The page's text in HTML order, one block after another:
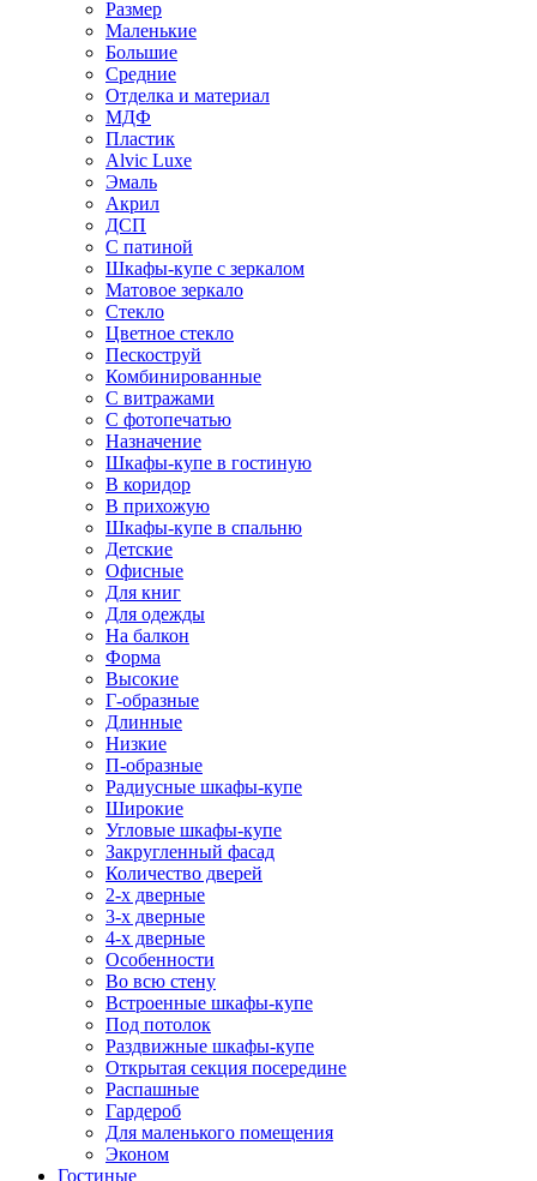
Размер
Маленькие
Большие
Средние
Отделка и материал
МДФ
Пластик
Alvic Luxe
Эмаль
Акрил
ДСП
С патиной
Шкафы-купе с зеркалом
Матовое зеркало
Стекло
Цветное стекло
Пескоструй
Комбинированные
С витражами
С фотопечатью
Назначение
Шкафы-купе в гостиную
В коридор
В прихожую
Шкафы-купе в спальню
Детские
Офисные
Для книг
Для одежды
На балкон
Форма
Высокие
Г-образные
Длинные
Низкие
П-образные
Радиусные шкафы-купе
Широкие
Угловые шкафы-купе
Закругленный фасад
Количество дверей
2-х дверные
3-х дверные
4-х дверные
Особенности
Во всю стену
Встроенные шкафы-купе
Под потолок
Раздвижные шкафы-купе
Открытая секция посередине
Распашные
Гардероб
Для маленького помещения
Эконом
Гостиные